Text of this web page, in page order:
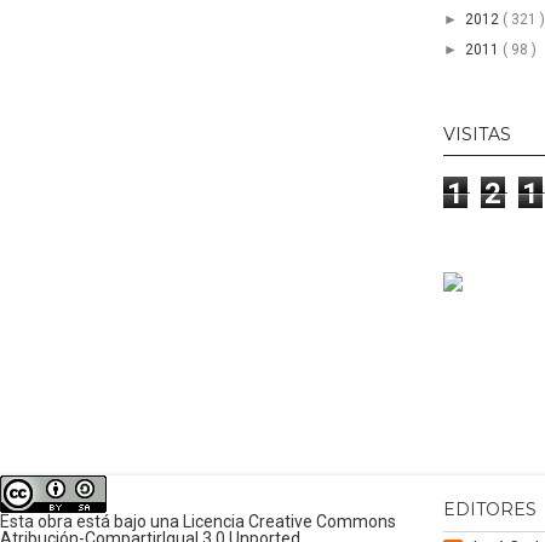
►2012 ( 321 )
►2011 ( 98 )
VISITAS
1 2 1
Esta obra está bajo una
Licencia Creative Commons
EDITORES